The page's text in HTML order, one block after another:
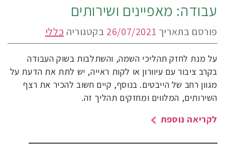
עבודה: מאפיינים ושירותים
פורסם בתאריך 26/07/2021 בקטגוריה כללי
על מנת לחזק תהליכי השמה, והשתלבות בשוק העבודה
בקרב ציבור עם עיוורון או לקות ראייה, יש לתת את הדעת על
מגוון רחב של הייבטים. בנוסף, קיים חשוב להכיר את רצף
השירותים, המלווים ומחזקים תהליך זה.
לקריאה נוספת